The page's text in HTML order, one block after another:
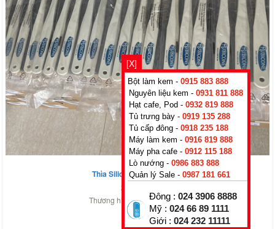
Thìa Silicon ra kem Gelato
250.000
Thương hiệu :Rubicone, Italy
[X]
Bột làm kem - 0915 883 888
Nguyên liệu kem - 0931 811 888
Hạt cafe, Pod - 0932 819 888
Tủ trưng bày - 0919 135 288
Tủ cấp đông - 0918 235 188
Máy làm kem - 0916 819 888
Máy pha cafe - 0912 115 188
Lò nướng - 0986 883 888
Quản lý Sale - 0987 181 661
Đông : 024 3906 8888
Mỹ : 024 66 89 1111
Giới : 024 232 11111